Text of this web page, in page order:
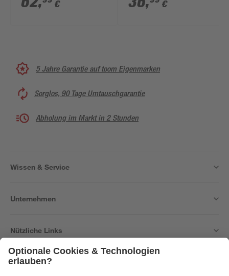
€ €
5 Jahre Garantie auf toom Eigenmarken
Sorglos, 90 Tage Umtauschgarantie
Abholung im Markt in 2 Stunden
Wissen & Service
Unternehmen
Nützliche Links